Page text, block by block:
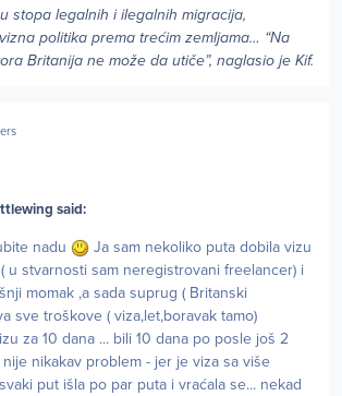
stopa legalnih i ilegalnih migracija,
politika prema trećim zemljama… “Na
Britanija ne može da utiče”, naglasio je Kif.
said:
nadu
Ja sam nekoliko puta dobila vizu
u stvarnosti sam neregistrovani freelancer) i
momak ,a sada suprug ( Britanski
sve troškove ( viza,let,boravak tamo)
za 10 dana ... bili 10 dana po posle još 2
nikakav problem - jer je viza sa više
put išla po par puta i vraćala se... nekad